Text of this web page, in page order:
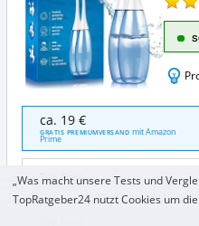
PropoDusche
Dusche
2er
Set
Angebote:
Wo
ca. 19 €
GRATIS PREMIUMVERSAND mit Amazon
Prime
Top Preis
„Was macht unsere Tests und
TopRatgeber24 nutzt Cookies um